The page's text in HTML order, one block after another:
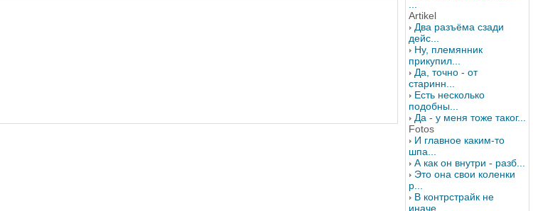
Artikel
Два разъёма сзади
дейс...
Ну, племянник
прикупил...
Да, точно - от
старинн...
Есть несколько
подобны...
Да - у меня тоже таког...
Fotos
И главное каким-то
шпа...
А как он внутри - разб...
Это она свои коленки
р...
В контрстрайк не
иначе...